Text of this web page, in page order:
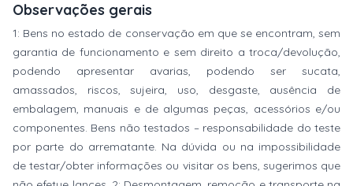
Observações gerais
1: Bens no estado de conservação em que se encontram, sem
garantia de funcionamento e sem direito a troca/devolução,
podendo apresentar avarias, podendo ser sucata,
amassados, riscos, sujeira, uso, desgaste, ausência de
embalagem, manuais e de algumas peças, acessórios e/ou
componentes. Bens não testados – responsabilidade do teste
por parte do arrematante. Na dúvida ou na impossibilidade
de testar/obter informações ou visitar os bens, sugerimos que